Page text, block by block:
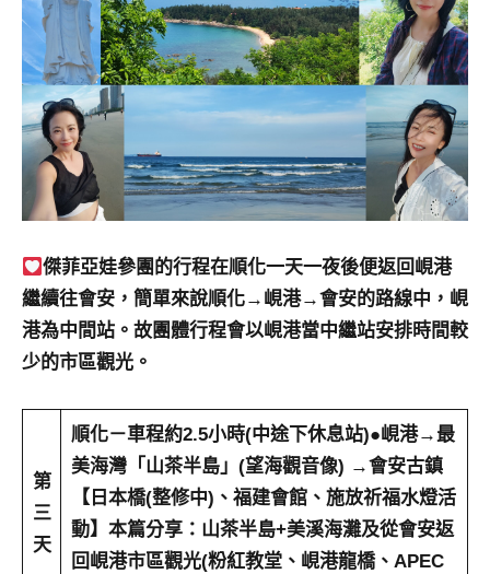
泰
旅
書
作
者、
各
發
會
及
活
動
持、
企
業
講
傑菲亞娃參團的行程在順化一天一夜後便返回峴港
繼續往會安，簡單來說順化→峴港→會安的路線中，峴
港為中間站。故團體行程會以峴港當中繼站安排時間較
少的市區觀光。
第
三
天
順化－車程約2.5小時(中途下休息站)●峴港→最
美海灣「 山茶半島」(望海觀音像) →會安古鎮
【日本橋(整修中)、福建會館、施放祈福水燈活
動】本篇分享：山茶半島+美溪海灘及從會安返
回峴港市區觀光(粉紅教堂、峴港龍橋、APEC